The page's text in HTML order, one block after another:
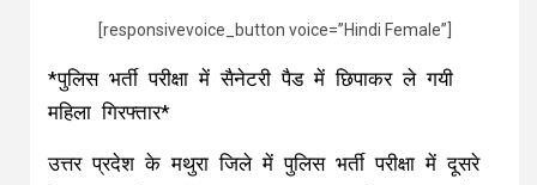
[responsivevoice_button voice=”Hindi Female”]
*पुलिस भर्ती परीक्षा में सैनेटरी पैड में छिपाकर ले गयी
महिला गिरफ्तार*
उत्तर प्रदेश के मथुरा जिले में पुलिस भर्ती परीक्षा में दूसरे